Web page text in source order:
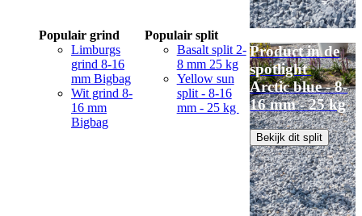
Populair grind
Limburgs
grind 8-16
mm Bigbag
Wit grind 8-
16 mm
Bigbag
Populair split
Basalt split 2-
8 mm 25 kg
Yellow sun
split - 8-16
mm - 25 kg
Product in de
spotlight
Arctic blue - 8-
16 mm - 25 kg
Bekijk dit split